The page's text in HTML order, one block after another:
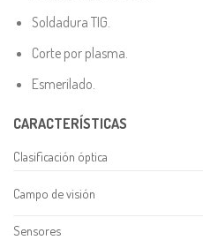
Soldadura TIG.
Corte por plasma.
Esmerilado.
CARACTERÍSTICAS
Clasificación óptica
Campo de visión
Sensores